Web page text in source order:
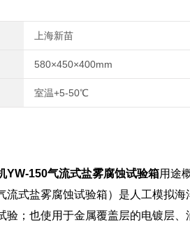
上海新苗
580×450×400mm
室温+5-50℃
YW-150气流式盐雾腐蚀试验箱用途
流式盐雾腐蚀试验箱）是人工模拟
验；也使用于金属覆盖层的电镀层